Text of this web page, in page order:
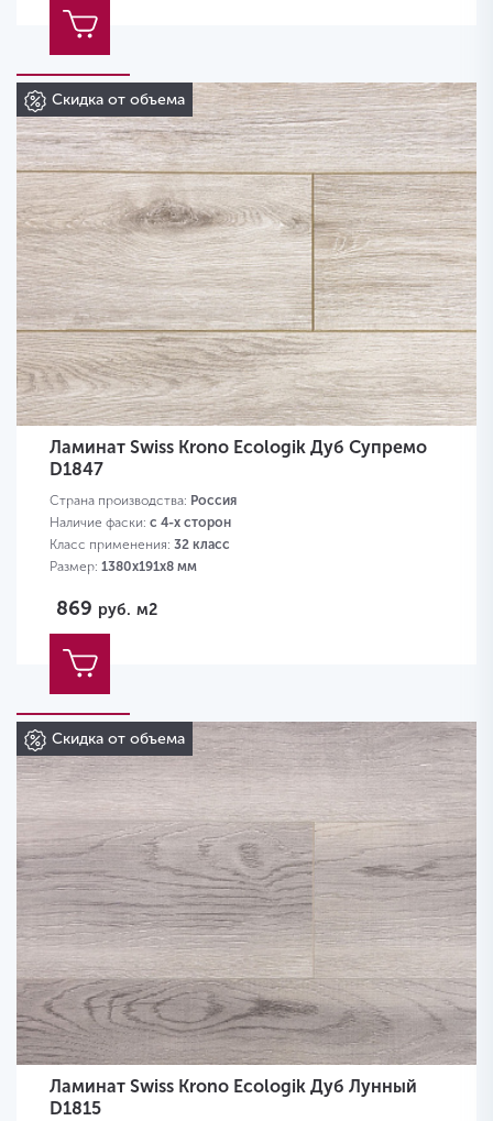
Скидка от объема
Ламинат Swiss Krono Ecologik Дуб Супремо
D1847
Страна производства: Россия
Наличие фаски: с 4-х сторон
Класс применения: 32 класс
Размер: 1380х191х8 мм
869 руб. м2
Скидка от объема
Ламинат Swiss Krono Ecologik Дуб Лунный
D1815